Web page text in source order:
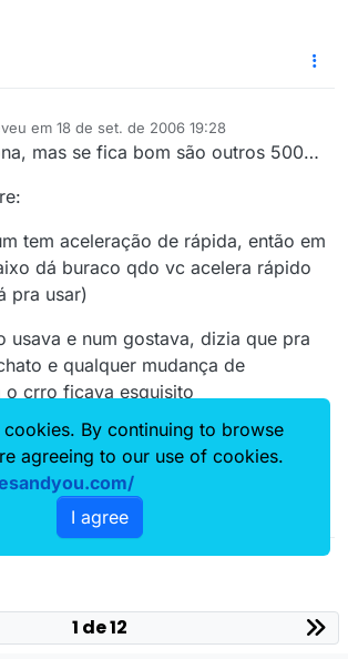
em 18 de set. de 2006 19:28
edição por
mas se fica bom são outros 500…
tem aceleração de rápida, então em
dá buraco qdo vc acelera rápido
pra usar)
usava e num gostava, dizia que pra
e qualquer mudança de
o crro ficava esquisito
o negócio é ir de cara pra uma
1 de 12
cookies. By continuing to browse
agreeing to our use of cookies.
I agree